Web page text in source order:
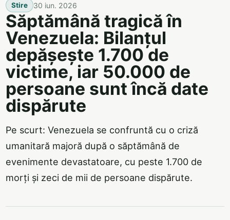
Stire 30 iun. 2026
Săptămână tragică în
Venezuela: Bilanțul
depășește 1.700 de
victime, iar 50.000 de
persoane sunt încă date
dispărute
Pe scurt: Venezuela se confruntă cu o criză
umanitară majoră după o săptămână de
evenimente devastatoare, cu peste 1.700 de
morți și zeci de mii de persoane dispărute.